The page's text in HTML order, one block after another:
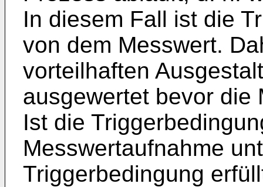
In diesem Fall ist die
von dem Messwert.
vorteilhaften
ausgewertet bevor die
Ist die
Messwertaufnahme
Triggerbedingung